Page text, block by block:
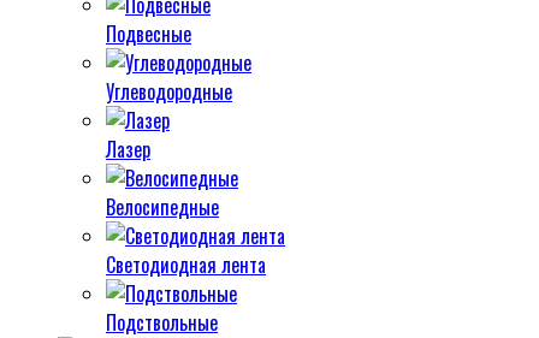
Подвесные
Углеводородные
Лазер
Велосипедные
Светодиодная лента
Подствольные